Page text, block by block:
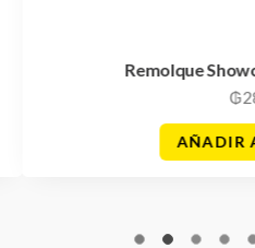
Remolque
AÑADIR